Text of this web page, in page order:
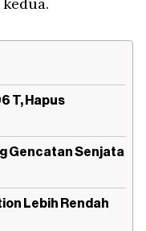
T, Hapus
Gencatan Senjata
Lebih Rendah